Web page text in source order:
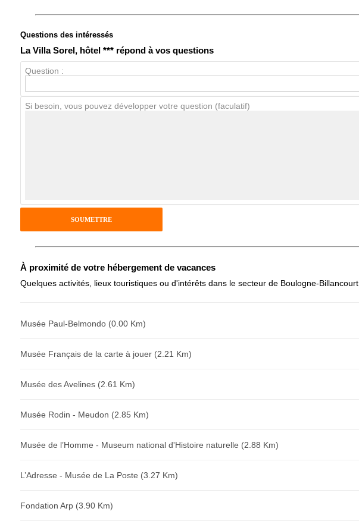
Note globale
Avis Clients
Antispam - Combien font 7x4 (en chiffres) :
Avis sur l'établissement :
Questions des intéressés
La Villa Sorel, hôtel *** répond à vos questions
Question :
Si besoin, vous pouvez développer votre question (faculatif)
À proximité de votre hébergement de vacances
Quelques activités, lieux touristiques ou d'intérêts dans le secteur de Boulogne-Billancourt.
Musée Paul-Belmondo (0.00 Km)
Musée Français de la carte à jouer (2.21 Km)
Musée des Avelines (2.61 Km)
Musée Rodin - Meudon (2.85 Km)
Musée de l’Homme - Museum national d'Histoire naturelle (2.88 Km)
L’Adresse - Musée de La Poste (3.27 Km)
Fondation Arp (3.90 Km)